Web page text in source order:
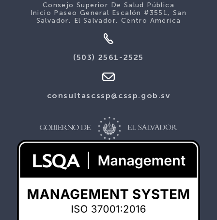
Consejo Superior De Salud Pública
Inicio Paseo General Escalón #3551, San
Salvador, El Salvador, Centro América
(503) 2561-2525
consultascssp@cssp.gob.sv